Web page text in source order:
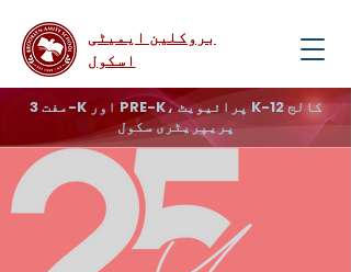
بروکلین ایمیٹی
اسکول
مفت 3-K اور PRE-K، پرائیویٹ K-12 کالج
پریپریٹری سکول